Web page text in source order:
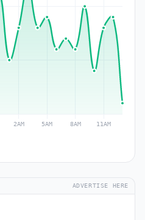
ADVERTISE HERE